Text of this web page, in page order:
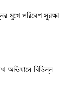
মুখে পরিবেশ সুরক্ষা
অভিযানে বিভিন্ন